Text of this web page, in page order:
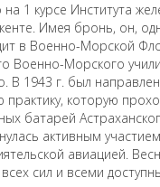
на 1 курсе Института
Имея бронь, он,
в Военно-Морской
Военно-Морского
В 1943 г. был
практику, которую
батарей
активным
авиацией.
сил и всеми